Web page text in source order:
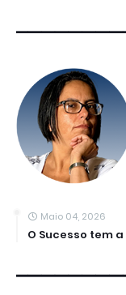
Maio 04, 2026
O Sucesso tem